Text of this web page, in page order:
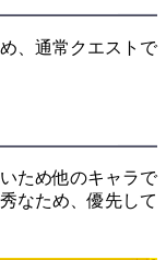
、通常クエストで
ため他のキャラで
なため、優先して